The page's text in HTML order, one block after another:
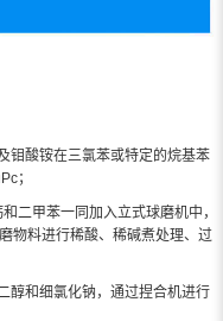
钼酸铵在三氯苯或特定的烷基苯
；
二甲苯一同加入立式球磨机中，
物料进行稀酸、稀碱煮处理、过
醇和细氯化钠，通过捏合机进行